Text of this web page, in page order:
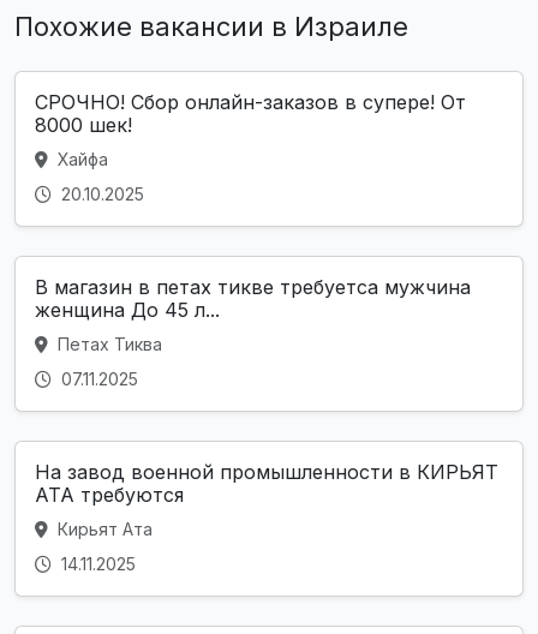
Похожие вакансии в Израиле
СРОЧНО! Сбор онлайн-заказов в супере! От
8000 шек!
Хайфа
20.10.2025
В магазин в петах тикве требуетса мужчина
женщина До 45 л...
Петах Тиква
07.11.2025
На завод военной промышленности в КИРЬЯТ
АТА требуются
Кирьят Ата
14.11.2025